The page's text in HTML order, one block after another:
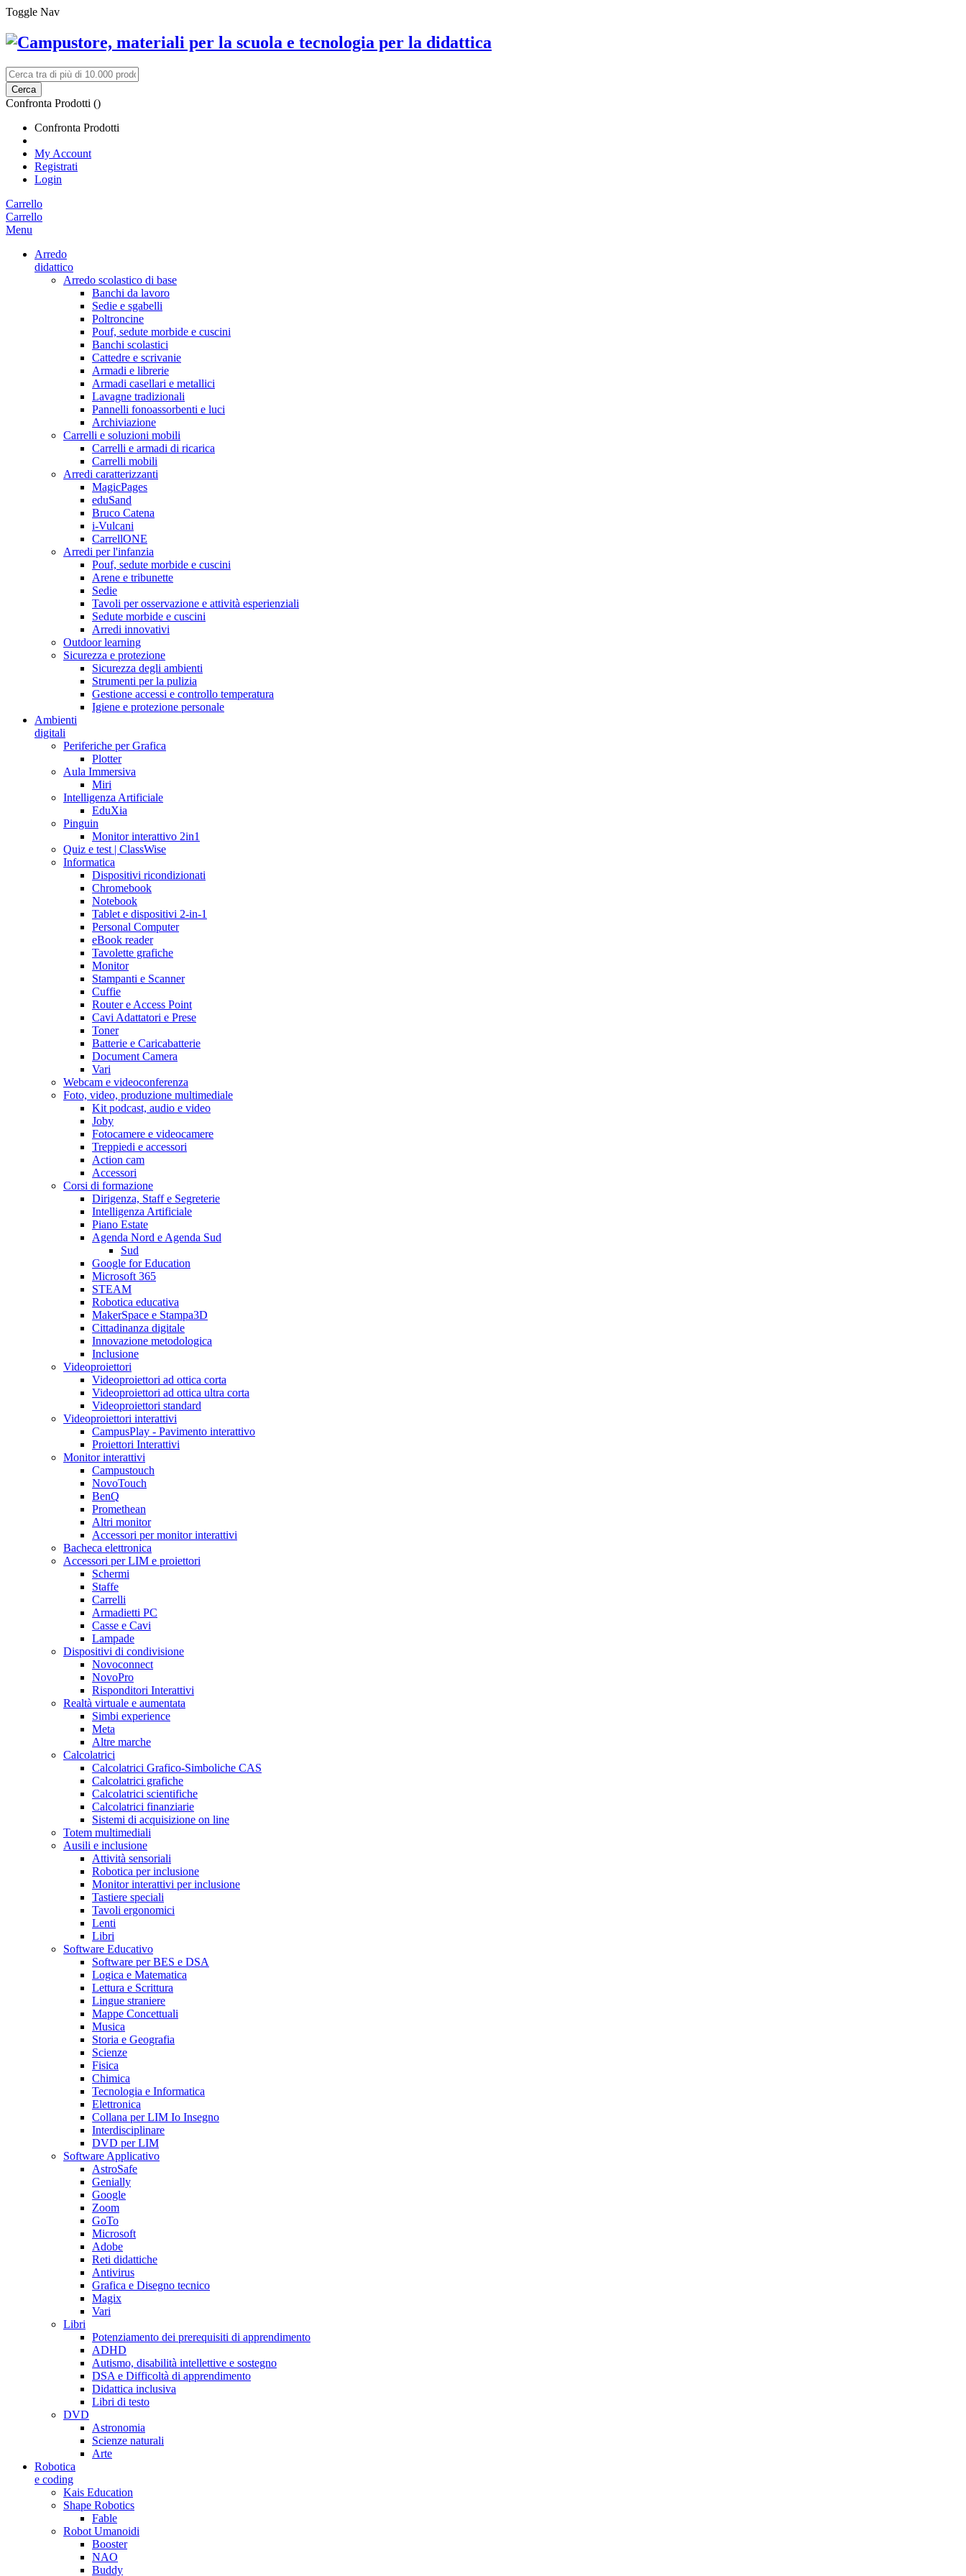
Toggle Nav
Cerca
Confronta Prodotti ()
Confronta Prodotti
My Account
Registrati
Login
Carrello
Carrello
Menu
Arredo
didattico
Arredo scolastico di base
Banchi da lavoro
Sedie e sgabelli
Poltroncine
Pouf, sedute morbide e cuscini
Banchi scolastici
Cattedre e scrivanie
Armadi e librerie
Armadi casellari e metallici
Lavagne tradizionali
Pannelli fonoassorbenti e luci
Archiviazione
Carrelli e soluzioni mobili
Carrelli e armadi di ricarica
Carrelli mobili
Arredi caratterizzanti
MagicPages
eduSand
Bruco Catena
i-Vulcani
CarrellONE
Arredi per l'infanzia
Pouf, sedute morbide e cuscini
Arene e tribunette
Sedie
Tavoli per osservazione e attività esperienziali
Sedute morbide e cuscini
Arredi innovativi
Outdoor learning
Sicurezza e protezione
Sicurezza degli ambienti
Strumenti per la pulizia
Gestione accessi e controllo temperatura
Igiene e protezione personale
Ambienti
digitali
Periferiche per Grafica
Plotter
Aula Immersiva
Miri
Intelligenza Artificiale
EduXia
Pinguin
Monitor interattivo 2in1
Quiz e test | ClassWise
Informatica
Dispositivi ricondizionati
Chromebook
Notebook
Tablet e dispositivi 2-in-1
Personal Computer
eBook reader
Tavolette grafiche
Monitor
Stampanti e Scanner
Cuffie
Router e Access Point
Cavi Adattatori e Prese
Toner
Batterie e Caricabatterie
Document Camera
Vari
Webcam e videoconferenza
Foto, video, produzione multimediale
Kit podcast, audio e video
Joby
Fotocamere e videocamere
Treppiedi e accessori
Action cam
Accessori
Corsi di formazione
Dirigenza, Staff e Segreterie
Intelligenza Artificiale
Piano Estate
Agenda Nord e Agenda Sud
Sud
Google for Education
Microsoft 365
STEAM
Robotica educativa
MakerSpace e Stampa3D
Cittadinanza digitale
Innovazione metodologica
Inclusione
Videoproiettori
Videoproiettori ad ottica corta
Videoproiettori ad ottica ultra corta
Videoproiettori standard
Videoproiettori interattivi
CampusPlay - Pavimento interattivo
Proiettori Interattivi
Monitor interattivi
Campustouch
NovoTouch
BenQ
Promethean
Altri monitor
Accessori per monitor interattivi
Bacheca elettronica
Accessori per LIM e proiettori
Schermi
Staffe
Carrelli
Armadietti PC
Casse e Cavi
Lampade
Dispositivi di condivisione
Novoconnect
NovoPro
Risponditori Interattivi
Realtà virtuale e aumentata
Simbi experience
Meta
Altre marche
Calcolatrici
Calcolatrici Grafico-Simboliche CAS
Calcolatrici grafiche
Calcolatrici scientifiche
Calcolatrici finanziarie
Sistemi di acquisizione on line
Totem multimediali
Ausili e inclusione
Attività sensoriali
Robotica per inclusione
Monitor interattivi per inclusione
Tastiere speciali
Tavoli ergonomici
Lenti
Libri
Software Educativo
Software per BES e DSA
Logica e Matematica
Lettura e Scrittura
Lingue straniere
Mappe Concettuali
Musica
Storia e Geografia
Scienze
Fisica
Chimica
Tecnologia e Informatica
Elettronica
Collana per LIM Io Insegno
Interdisciplinare
DVD per LIM
Software Applicativo
AstroSafe
Genially
Google
Zoom
GoTo
Microsoft
Adobe
Reti didattiche
Antivirus
Grafica e Disegno tecnico
Magix
Vari
Libri
Potenziamento dei prerequisiti di apprendimento
ADHD
Autismo, disabilità intellettive e sostegno
DSA e Difficoltà di apprendimento
Didattica inclusiva
Libri di testo
DVD
Astronomia
Scienze naturali
Arte
Robotica
e coding
Kais Education
Shape Robotics
Fable
Robot Umanoidi
Booster
NAO
Buddy